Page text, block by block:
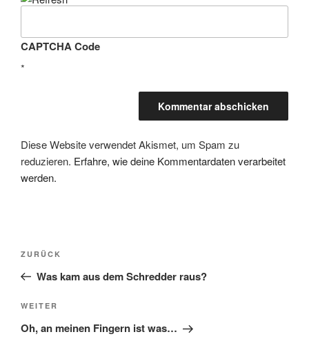
CAPTCHA Code
*
Diese Website verwendet Akismet, um Spam zu
reduzieren. Erfahre, wie deine Kommentardaten verarbeitet
werden.
Beitragsnavigation
Vorheriger
Beitrag
ZURÜCK
Was kam aus dem Schredder raus?
Nächster
Beitrag
WEITER
Oh, an meinen Fingern ist was…